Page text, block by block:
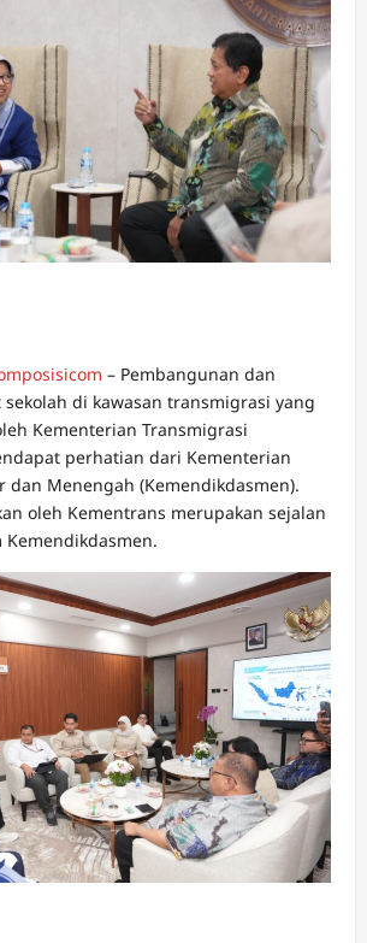
– Pembangunan dan
di kawasan transmigrasi yang
Kementerian Transmigrasi
perhatian dari Kementerian
dan Menengah (Kemendikdasmen).
oleh Kementrans merupakan sejalan